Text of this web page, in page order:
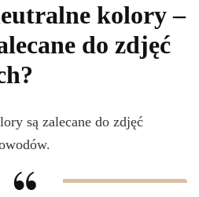
kolory –
do zdjęć
są zalecane do zdjęć